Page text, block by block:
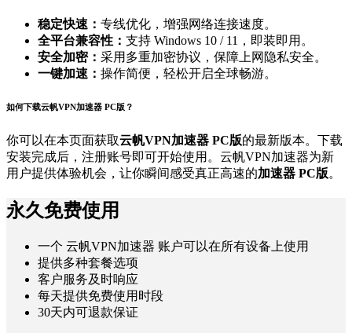
稳定快速： 专线优化，增强网络连接速度。
全平台兼容性： 支持 Windows 10 / 11，即装即用。
安全加密： 采用多重加密协议，保障上网隐私安全。
一键加速： 操作简便，轻松开启全球畅游。
如何下载云帆VPN加速器 PC版？
你可以在本页面获取云帆VPN加速器 PC版的最新版本。下载
安装完成后，注册账号即可开始使用。云帆VPN加速器为新
用户提供体验机会，让你瞬间感受真正高速的加速器 PC版。
永久免费使用
一个 云帆VPN加速器 账户可以在所有设备上使用
提供多种套餐选项
客户服务及时响应
每天提供免费使用时段
30天内可退款保证